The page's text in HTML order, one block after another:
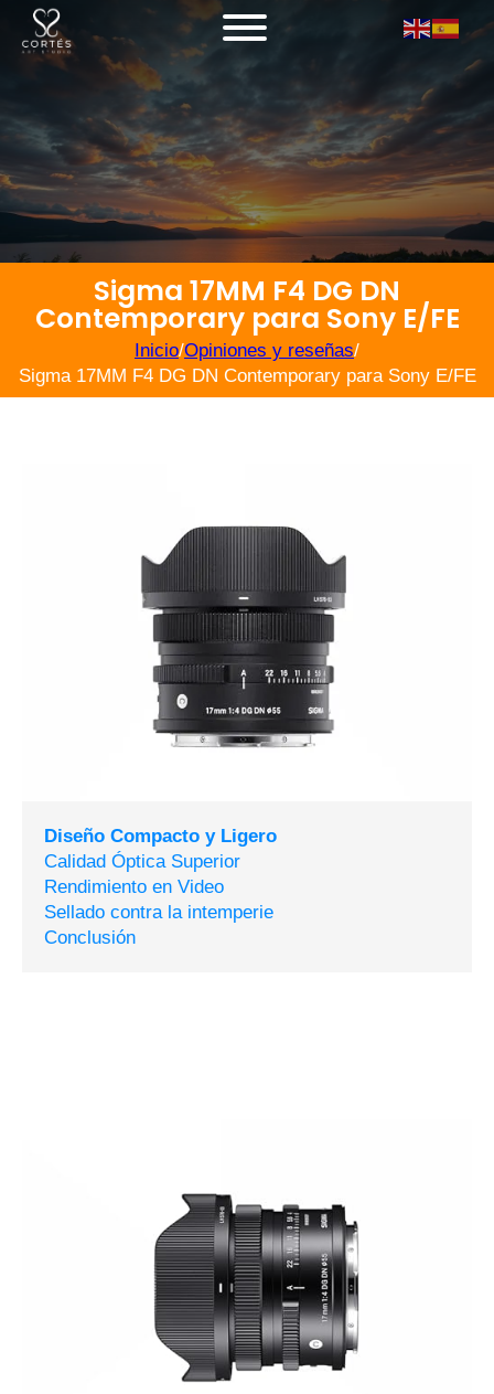
Sigma 17MM F4 DG DN
Contemporary para Sony E/FE
Inicio/Opiniones y reseñas/
Sigma 17MM F4 DG DN Contemporary para Sony E/FE
Diseño Compacto y Ligero
Calidad Óptica Superior
Rendimiento en Video
Sellado contra la intemperie
Conclusión